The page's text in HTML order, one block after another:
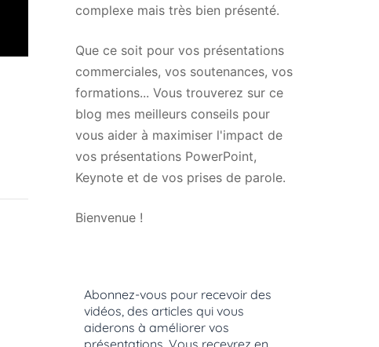
complexe mais très bien présenté.
Que ce soit pour vos présentations
commerciales, vos soutenances, vos
formations... Vous trouverez sur ce
blog mes meilleurs conseils pour
vous aider à maximiser l'impact de
vos présentations PowerPoint,
Keynote et de vos prises de parole.
Bienvenue !